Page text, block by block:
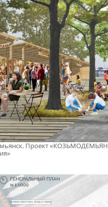
Проект